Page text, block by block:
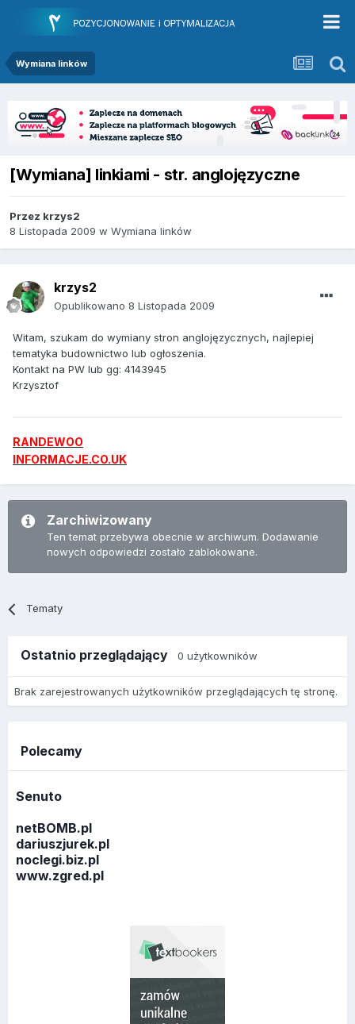
Wymiana linków
[Wymiana] linkiami - str. anglojęzyczne
Przez krzys2
8 Listopada 2009 w Wymiana linków
krzys2
Opublikowano 8 Listopada 2009
Witam, szukam do wymiany stron anglojęzycznych, najlepiej
tematyka budownictwo lub ogłoszenia.
Kontakt na PW lub gg: 4143945
Krzysztof
RANDEWOO
INFORMACJE.CO.UK
Zarchiwizowany
Ten temat przebywa obecnie w archiwum. Dodawanie
nowych odpowiedzi zostało zablokowane.
Tematy
Ostatnio przeglądający 0 użytkowników
Brak zarejestrowanych użytkowników przeglądających tę stronę.
Polecamy
Senuto
netBOMB.pl
dariuszjurek.pl
noclegi.biz.pl
www.zgred.pl